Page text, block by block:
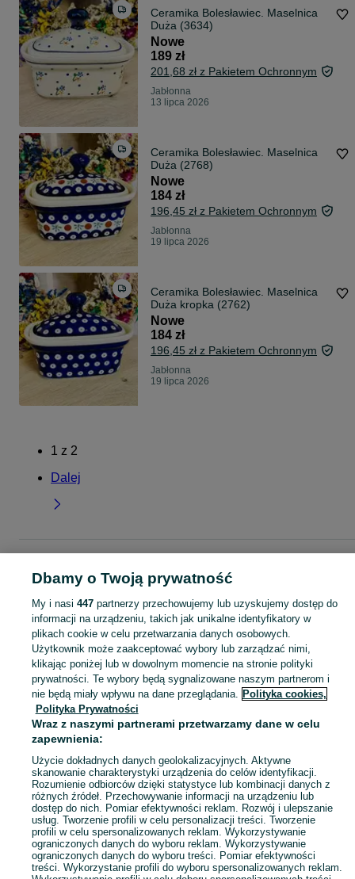
Ceramika Bolesławiec. Maselnica
Duża (3634)
Nowe
189 zł
201,68 zł z Pakietem Ochronnym
Jabłonna
13 lipca 2026
Ceramika Bolesławiec. Maselnica
Duża (2768)
Nowe
184 zł
196,45 zł z Pakietem Ochronnym
Jabłonna
19 lipca 2026
Ceramika Bolesławiec. Maselnica
Duża kropka (2762)
Nowe
184 zł
196,45 zł z Pakietem Ochronnym
Jabłonna
19 lipca 2026
1 z 2
Dalej
Maselniczki
Maselniczki - Mazowieckie Maselniczki - Jabłonna
KATEGORIA
Zobacz
Mapa kategorii
Mapa miejscowości
Mapa ministron
Popularne wyszukiwania
Dbamy o Twoją prywatność
My i nasi 447partnerzy przechowujemy lub uzyskujemy dostęp do
informacji na urządzeniu, takich jak unikalne identyfikatory w
plikach cookie w celu przetwarzania danych osobowych.
Użytkownik może zaakceptować wybory lub zarządzać nimi,
klikając poniżej lub w dowolnym momencie na stronie polityki
prywatności. Te wybory będą sygnalizowane naszym partnerom i
nie będą miały wpływu na dane przeglądania. Polityka cookies,
Polityka Prywatności
Wraz z naszymi partnerami przetwarzamy dane w celu
zapewnienia:
Użycie dokładnych danych geolokalizacyjnych. Aktywne
skanowanie charakterystyki urządzenia do celów identyfikacji.
Rozumienie odbiorców dzięki statystyce lub kombinacji danych z
różnych źródeł. Przechowywanie informacji na urządzeniu lub
dostęp do nich. Pomiar efektywności reklam. Rozwój i ulepszanie
usług. Tworzenie profili w celu personalizacji treści. Tworzenie
profili w celu spersonalizowanych reklam. Wykorzystywanie
ograniczonych danych do wyboru reklam. Wykorzystywanie
ograniczonych danych do wyboru treści. Pomiar efektywności
treści. Wykorzystanie profili do wyboru spersonalizowanych reklam.